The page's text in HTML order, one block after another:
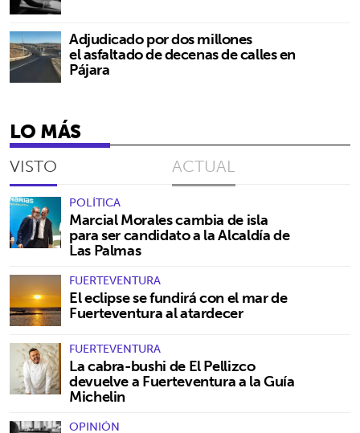
Adjudicado por dos millones
el asfaltado de decenas de calles en
Pájara
LO MÁS
VISTO ACTUAL
POLÍTICA
Marcial Morales cambia de isla
para ser candidato a la Alcaldía de
Las Palmas
FUERTEVENTURA
El eclipse se fundirá con el mar de
Fuerteventura al atardecer
FUERTEVENTURA
La cabra-bushi de El Pellizco
devuelve a Fuerteventura a la Guía
Michelin
OPINIÓN